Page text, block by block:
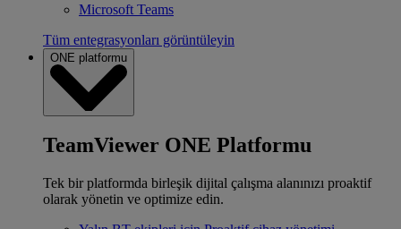
Microsoft Teams
Tüm entegrasyonları görüntüleyin
ONE platformu
TeamViewer ONE Platformu
Tek bir platformda birleşik dijital çalışma alanınızı proaktif
olarak yönetin ve optimize edin.